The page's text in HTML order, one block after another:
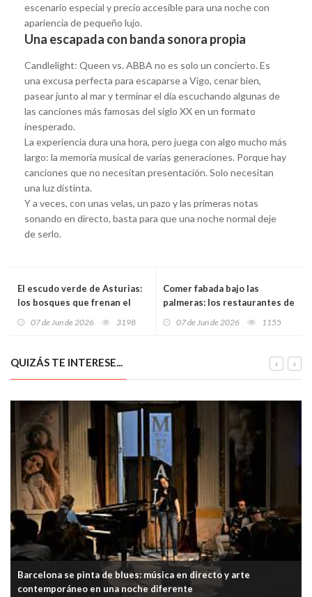
escenario especial y precio accesible para una noche con
apariencia de pequeño lujo.
Una escapada con banda sonora propia
Candlelight: Queen vs. ABBA no es solo un concierto. Es
una excusa perfecta para escaparse a Vigo, cenar bien,
pasear junto al mar y terminar el día escuchando algunas de
las canciones más famosas del siglo XX en un formato
inesperado.
La experiencia dura una hora, pero juega con algo mucho más
largo: la memoria musical de varias generaciones. Porque hay
canciones que no necesitan presentación. Solo necesitan
una luz distinta.
Y a veces, con unas velas, un pazo y las primeras notas
sonando en directo, basta para que una noche normal deje
de serlo.
El escudo verde de Asturias:
los bosques que frenan el
07 de Jun de 2026 3198
Comer fabada bajo las
palmeras: los restaurantes de
07 de Jun de 2026 1155
QUIZÁS TE INTERESE...
Barcelona se pinta de blues: música en directo y arte
contemporáneo en una noche diferente